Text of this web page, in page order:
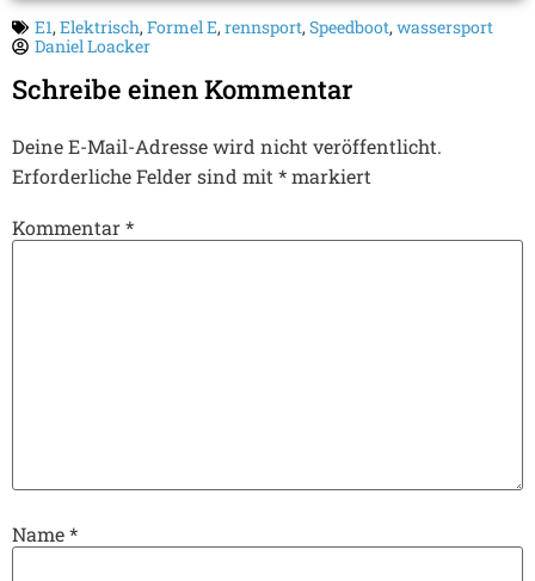
E1,Elektrisch,Formel E,rennsport,Speedboot,wassersport
Daniel Loacker
Schreibe einen Kommentar
Deine E-Mail-Adresse wird nicht veröffentlicht.
Erforderliche Felder sind mit *markiert
Kommentar*
Name*